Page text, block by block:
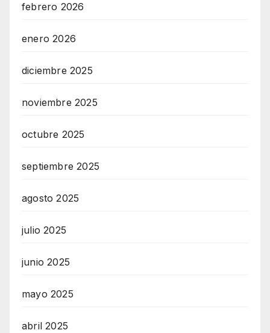
febrero 2026
enero 2026
diciembre 2025
noviembre 2025
octubre 2025
septiembre 2025
agosto 2025
julio 2025
junio 2025
mayo 2025
abril 2025